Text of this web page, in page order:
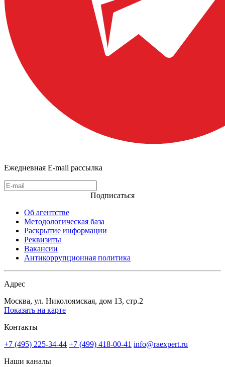
Ежедневная E-mail рассылка
Подписаться
Об агентстве
Методологическая база
Раскрытие информации
Реквизиты
Вакансии
Антикоррупционная политика
Адрес
Москва, ул. Николоямская, дом 13, стр.2
Показать на карте
Контакты
+7 (495) 225-34-44 +7 (499) 418-00-41 info@raexpert.ru
Наши каналы